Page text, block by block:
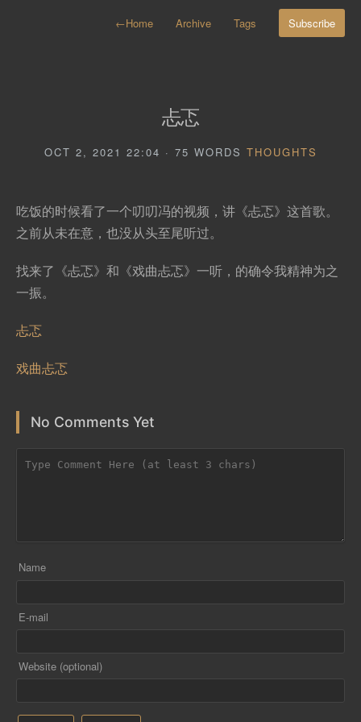
←Home Archive Tags Subscribe
忐忑
OCT 2, 2021 22:04 · 75 WORDS THOUGHTS
吃饭的时候看了一个叨叨冯的视频，讲《忐忑》这首歌。
之前从未在意，也没从头至尾听过。
找来了《忐忑》和《戏曲忐忑》一听，的确令我精神为之
一振。
忐忑
戏曲忐忑
No Comments Yet
Name
E-mail
Website (optional)